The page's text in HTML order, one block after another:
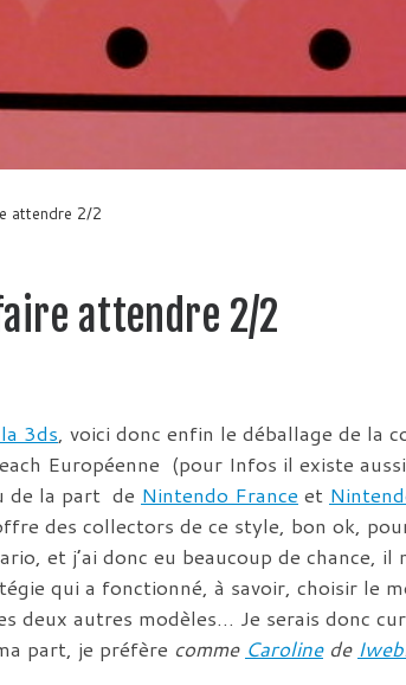
attendre 2/2
attendre 2/2
3ds, voici donc enfin le déballage de la
Européenne (pour Infos il existe
de la part de Nintendo France et
des collectors de ce style, bon ok,
et j’ai donc eu beaucoup de chance, il
qui a fonctionné, à savoir, choisir le
deux autres modèles… Je serais donc
part, je préfère comme Carolinede